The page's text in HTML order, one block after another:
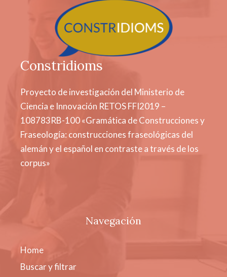
Constridioms
Proyecto de investigación del Ministerio de
Ciencia e Innovación RETOS FFI2019 –
108783RB-100 «Gramática de Construcciones y
Fraseología: construcciones fraseológicas del
alemán y el español en contraste a través de los
corpus»
Navegación
Home
Buscar y filtrar